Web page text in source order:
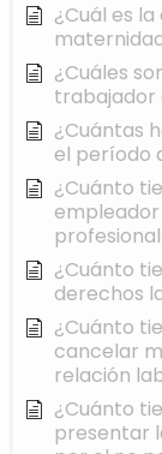
¿Cuál es
¿Cuáles
trabajador
¿Cuántas
el período
¿Cuánto
¿Cuánto
derechos
¿Cuánto
cancelar
relación
¿Cuánto
presentar